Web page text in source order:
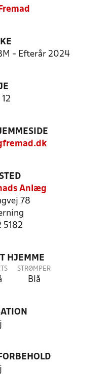
- Efterår 2024
Anlæg
78
5182
HJEMME
STRØMPER
Blå